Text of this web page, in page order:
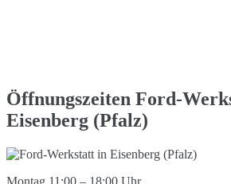
Öffnungszeiten Ford-
Eisenberg (Pfalz)